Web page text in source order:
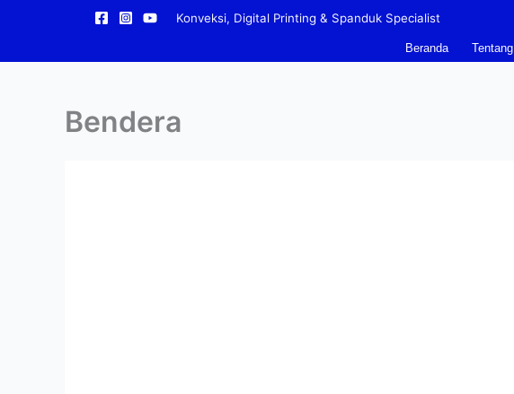
Konveksi, Digital Printing & Spanduk Specialist
Beranda
Bendera